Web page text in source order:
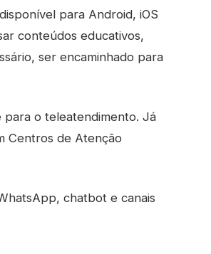
para Android, iOS
conteúdos educativos,
ser encaminhado para
para o teleatendimento. Já
Centros de Atenção
chatbot e canais